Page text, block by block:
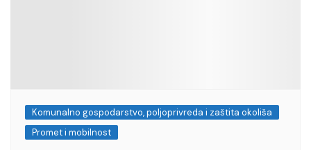
Komunalno gospodarstvo, poljoprivreda i zaštita okoliša
Promet i mobilnost